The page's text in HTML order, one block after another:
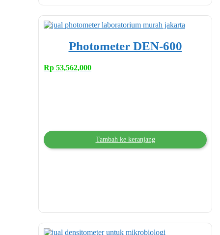
Photometer DEN-600
Rp 53,562,000
Tambah ke keranjang